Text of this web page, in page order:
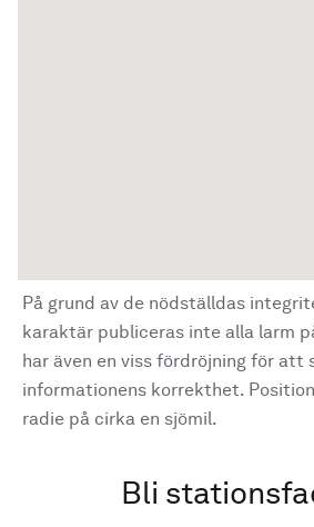
På grund av de nödställdas
karaktär publiceras inte alla larm
har även en viss fördröjning för att
informationens korrekthet.
radie på cirka en sjömil.
Bli